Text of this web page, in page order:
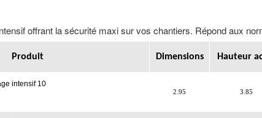
offrant la sécurité maxi sur vos chantiers. Répond aux
Produit Dimensions Hauteur
intensif 10
2.95 3.85